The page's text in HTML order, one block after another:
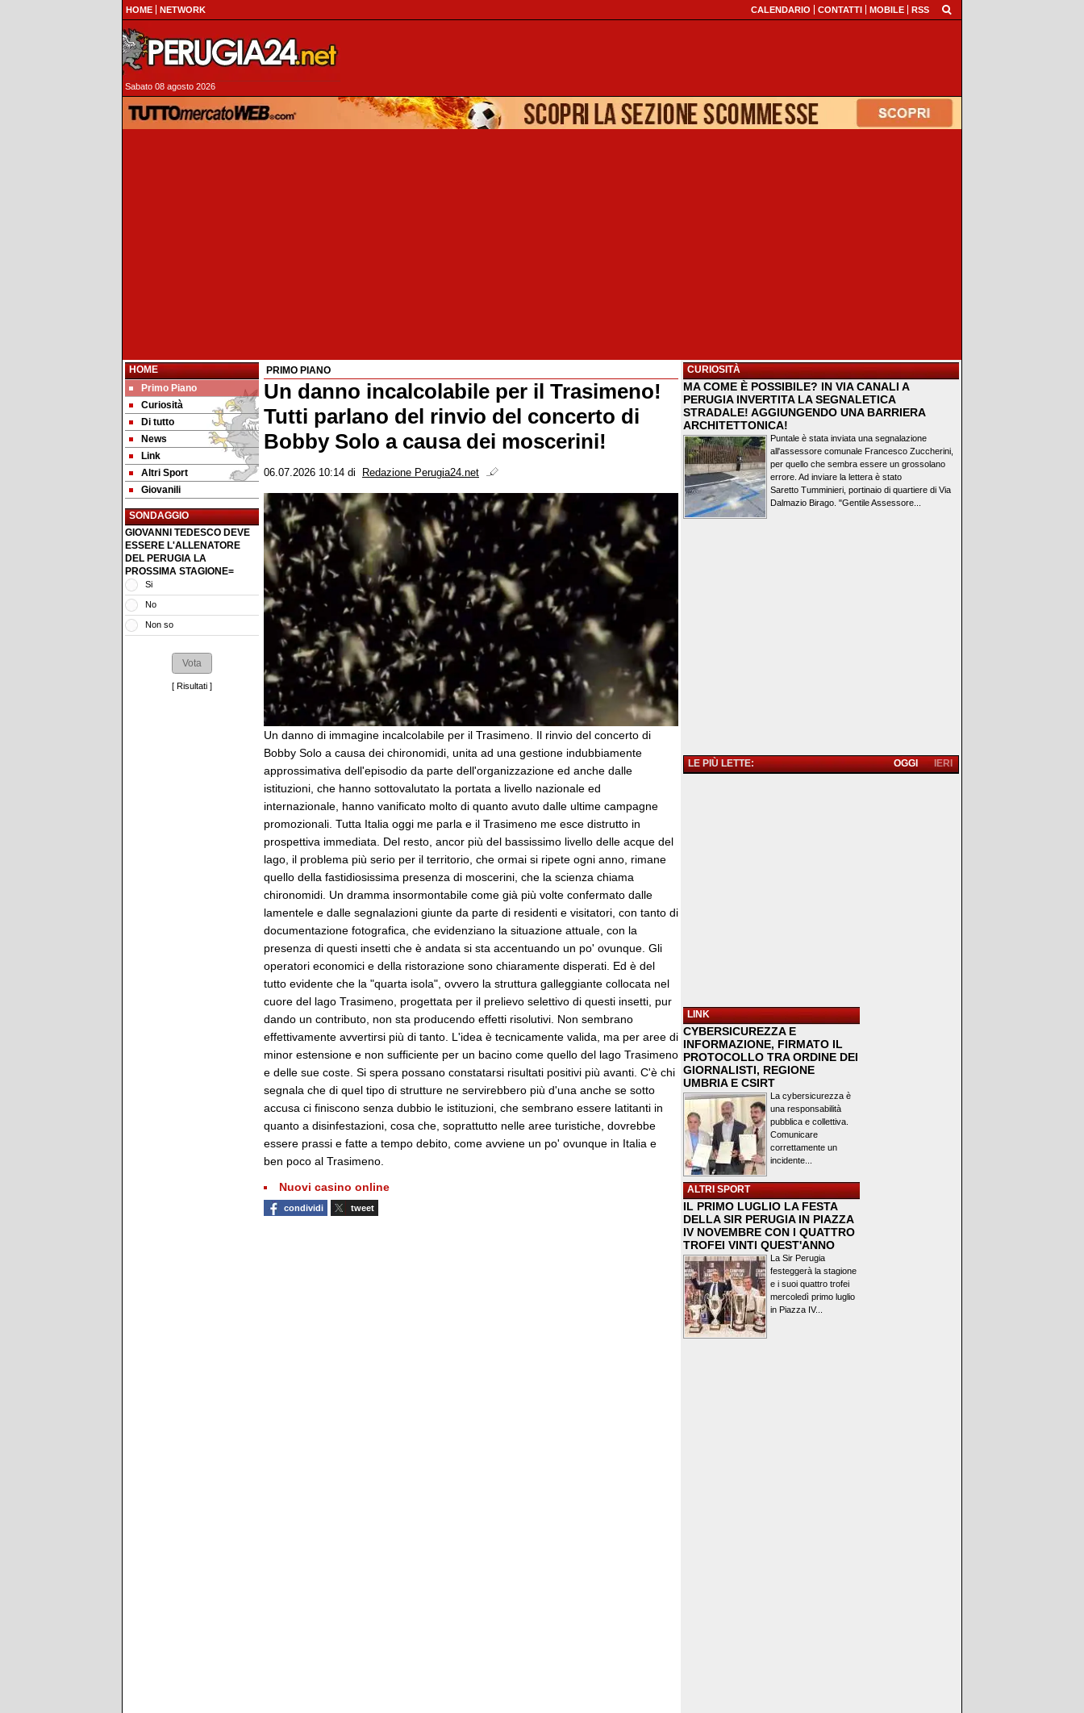
HOME NETWORK CALENDARIO CONTATTI MOBILE RSS
Sabato 08 agosto 2026
HOME
Primo Piano
Curiosità
Di tutto
News
Link
Altri Sport
Giovanili
SONDAGGIO
GIOVANNI TEDESCO DEVE
ESSERE L'ALLENATORE
DEL PERUGIA LA
PROSSIMA STAGIONE=
Si
No
Non so
[ Risultati ]
PRIMO PIANO
Un danno incalcolabile per il Trasimeno!
Tutti parlano del rinvio del concerto di
Bobby Solo a causa dei moscerini!
06.07.2026 10:14 di Redazione Perugia24.net
Un danno di immagine incalcolabile per il Trasimeno. Il rinvio del concerto di
Bobby Solo a causa dei chironomidi, unita ad una gestione indubbiamente
approssimativa dell'episodio da parte dell'organizzazione ed anche dalle
istituzioni, che hanno sottovalutato la portata a livello nazionale ed
internazionale, hanno vanificato molto di quanto avuto dalle ultime campagne
promozionali. Tutta Italia oggi me parla e il Trasimeno me esce distrutto in
prospettiva immediata. Del resto, ancor più del bassissimo livello delle acque del
lago, il problema più serio per il territorio, che ormai si ripete ogni anno, rimane
quello della fastidiosissima presenza di moscerini, che la scienza chiama
chironomidi. Un dramma insormontabile come già più volte confermato dalle
lamentele e dalle segnalazioni giunte da parte di residenti e visitatori, con tanto di
documentazione fotografica, che evidenziano la situazione attuale, con la
presenza di questi insetti che è andata si sta accentuando un po' ovunque. Gli
operatori economici e della ristorazione sono chiaramente disperati. Ed è del
tutto evidente che la "quarta isola", ovvero la struttura galleggiante collocata nel
cuore del lago Trasimeno, progettata per il prelievo selettivo di questi insetti, pur
dando un contributo, non sta producendo effetti risolutivi. Non sembrano
effettivamente avvertirsi più di tanto. L'idea è tecnicamente valida, ma per aree di
minor estensione e non sufficiente per un bacino come quello del lago Trasimeno
e delle sue coste. Si spera possano constatarsi risultati positivi più avanti. C'è chi
segnala che di quel tipo di strutture ne servirebbero più d'una anche se sotto
accusa ci finiscono senza dubbio le istituzioni, che sembrano essere latitanti in
quanto a disinfestazioni, cosa che, soprattutto nelle aree turistiche, dovrebbe
essere prassi e fatte a tempo debito, come avviene un po' ovunque in Italia e
ben poco al Trasimeno.
Nuovi casino online
condividi tweet
CURIOSITÀ
MA COME È POSSIBILE? IN VIA CANALI A
PERUGIA INVERTITA LA SEGNALETICA
STRADALE! AGGIUNGENDO UNA BARRIERA
ARCHITETTONICA!
Puntale è stata inviata una segnalazione
all'assessore comunale Francesco Zuccherini,
per quello che sembra essere un grossolano
errore. Ad inviare la lettera è stato
Saretto Tumminieri, portinaio di quartiere di Via
Dalmazio Birago. "Gentile Assessore...
LE PIÙ LETTE: IERI
OGGI
LINK
CYBERSICUREZZA E
INFORMAZIONE, FIRMATO IL
PROTOCOLLO TRA ORDINE DEI
GIORNALISTI, REGIONE
UMBRIA E CSIRT
La cybersicurezza è
una responsabilità
pubblica e collettiva.
Comunicare
correttamente un
incidente...
ALTRI SPORT
IL PRIMO LUGLIO LA FESTA
DELLA SIR PERUGIA IN PIAZZA
IV NOVEMBRE CON I QUATTRO
TROFEI VINTI QUEST'ANNO
La Sir Perugia
festeggerà la stagione
e i suoi quattro trofei
mercoledì primo luglio
in Piazza IV...